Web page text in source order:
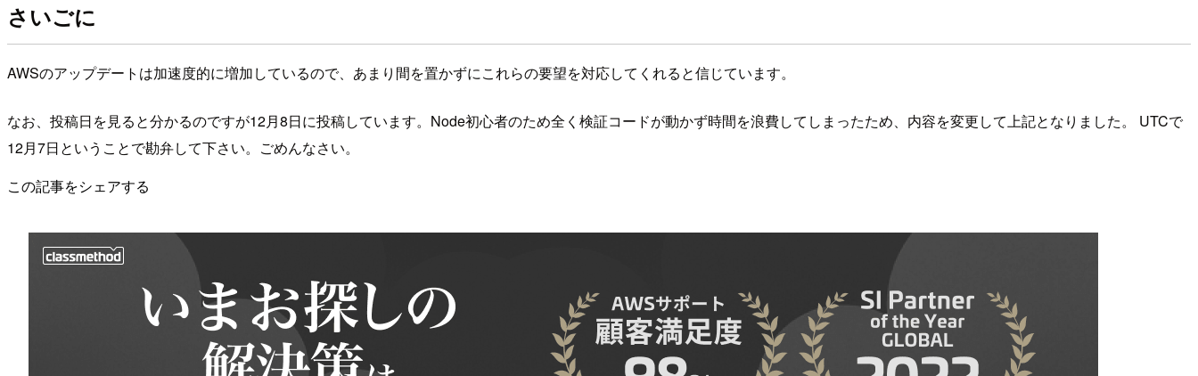
さいごに
AWSのアップデートは加速度的に増加しているので、あまり間を置かずにこれらの要望を対応してくれると信じています。
なお、投稿日を見ると分かるのですが12月8日に投稿しています。Node初心者のため全く検証コードが動かず時間を浪費してしまったため、内容を変更して上記となりました。 UTCで
12月7日ということで勘弁して下さい。ごめんなさい。
この記事をシェアする